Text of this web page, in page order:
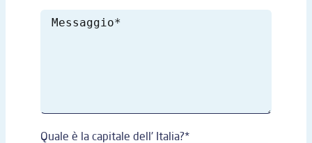
Quale è la capitale dell' Italia?*